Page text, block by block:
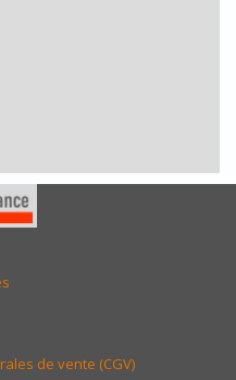
de vente (CGV)